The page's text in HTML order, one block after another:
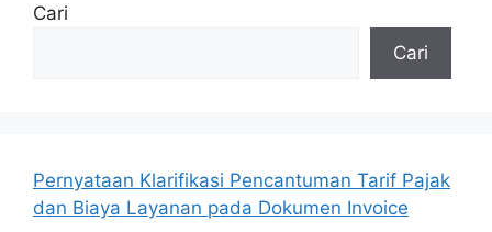
Cari
Cari
Pernyataan Klarifikasi Pencantuman Tarif Pajak
dan Biaya Layanan pada Dokumen Invoice